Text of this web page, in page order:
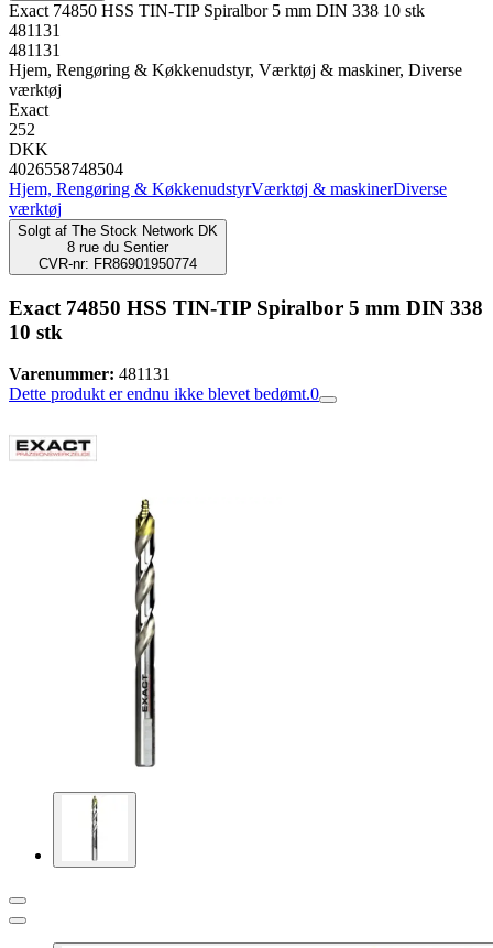
Exact 74850 HSS TIN-TIP Spiralbor 5 mm DIN 338 10 stk
481131
481131
Hjem, Rengøring & Køkkenudstyr, Værktøj & maskiner, Diverse
værktøj
Exact
252
DKK
4026558748504
Hjem, Rengøring & KøkkenudstyrVærktøj & maskinerDiverse
værktøj
Solgt af The Stock Network DK
8 rue du Sentier
CVR-nr: FR86901950774
Exact 74850 HSS TIN-TIP Spiralbor 5 mm DIN 338
10 stk
Varenummer: 481131
Dette produkt er endnu ikke blevet bedømt.0